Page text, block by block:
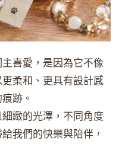
喜愛，是因為它不像
柔和、更具有設計感
跡。
緻的光澤，不同角度
我們的快樂與陪伴，